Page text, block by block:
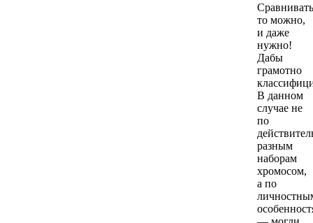
Сравнивать
то можно,
и даже
нужно!
Дабы
грамотно
В данном
случае не
по
разным
наборам
хромосом,
а по